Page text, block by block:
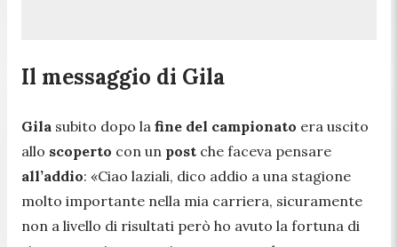
Il messaggio di Gila
Gila subito dopo la fine del campionato era uscito
allo scoperto con un post che faceva pensare
all’addio: «Ciao laziali, dico addio a una stagione
molto importante nella mia carriera, sicuramente
non a livello di risultati però ho avuto la fortuna di